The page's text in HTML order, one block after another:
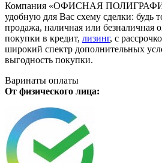
Компания «ОФИСНАЯ
удобную для Вас схему сделки: будь
продажа, наличная или безналичная
покупки в кредит, лизинг, с
широкий спектр дополнительных
выгодность покупки.
Варинаты оплаты
От физического лица: